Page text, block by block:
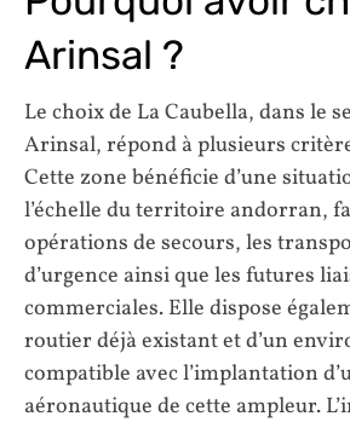
Arinsal ?
Le choix de La Caubella, dans le
Arinsal, répond à plusieurs
Cette zone bénéficie d’une
l’échelle du territoire andorran,
opérations de secours, les
d’urgence ainsi que les futures
commerciales. Elle dispose
routier déjà existant et d’un
compatible avec l’implantation
aéronautique de cette ampleur.